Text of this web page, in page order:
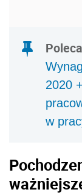
2020
w